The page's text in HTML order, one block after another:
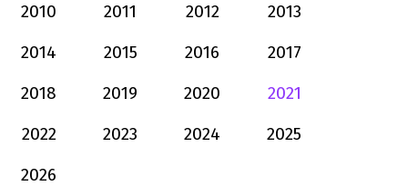
2010 2011 2012
2013
2014
2015 2016
2017
2018
2019 2020
2021
2022
2023 2024
2025
2026